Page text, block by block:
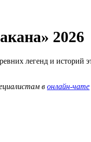
2026
легенд и историй
в онлайн-чате